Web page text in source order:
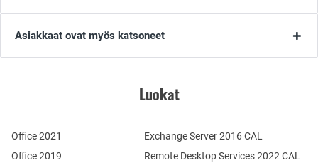
Asiakkaat ovat myös katsoneet
Luokat
Office 2021
Office 2019
Remote Desktop Services 2022 CAL
Exchange Server 2016 CAL